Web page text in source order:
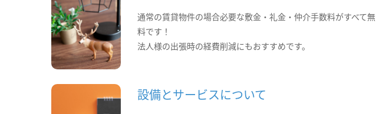
通常の賃貸物件の場合必要な敷金・礼金・仲介手数料がすべて無
料です！
法人様の出張時の経費削減にもおすすめです。
設備とサービスについて